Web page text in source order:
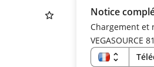
CS
DA
ES
FI
HU
IT
KK
KO
Notice
Chargement et
VEGASOURCE
unfold_more